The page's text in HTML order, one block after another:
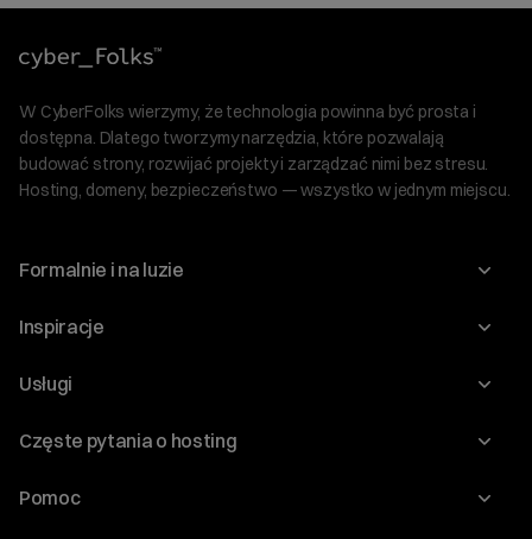
W CyberFolks wierzymy, że technologia powinna być prosta i
dostępna. Dlatego tworzymy narzędzia, które pozwalają
budować strony, rozwijać projekty i zarządzać nimi bez stresu.
Hosting, domeny, bezpieczeństwo — wszystko w jednym miejscu.
Formalnie i na luzie
O nas
Program Korzyści dla Inwestorów
Regulaminy i specyfikacje
Inspiracje
Blog
WordPress
Audyt stron
Usługi
Domeny
Częste pytania o hosting
Jak przenieść stronę?
Pomoc